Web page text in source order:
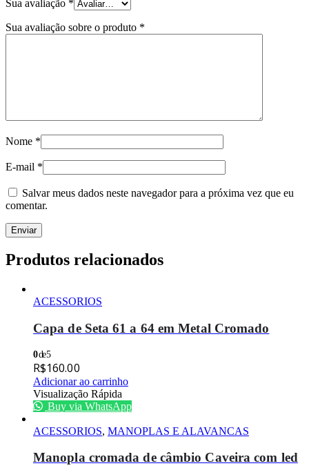
Sua avaliação *
Sua avaliação sobre o produto *
Nome *
E-mail *
Salvar meus dados neste navegador para a próxima vez que eu
comentar.
Produtos relacionados
ACESSORIOS
Capa de Seta 61 a 64 em Metal Cromado
0de 5
R$160.00
Adicionar ao carrinho
Visualização Rápida
Buy via WhatsApp
ACESSORIOS, MANOPLAS E ALAVANCAS
Manopla cromada de câmbio Caveira com led